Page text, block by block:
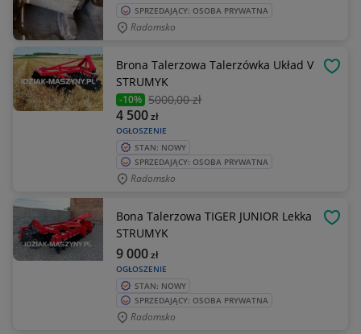
SPRZEDAJĄCY: OSOBA PRYWATNA
Radomsko
Brona Talerzowa Talerzówka Układ V
STRUMYK
-10% 5000,00 zł
OGŁOSZENIE
4 500zł
STAN: NOWY
SPRZEDAJĄCY: OSOBA PRYWATNA
Radomsko
Bona Talerzowa TIGER JUNIOR Lekka
STRUMYK
OGŁOSZENIE
9 000zł
STAN: NOWY
SPRZEDAJĄCY: OSOBA PRYWATNA
Radomsko